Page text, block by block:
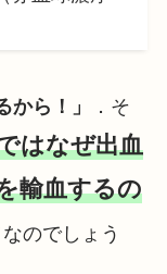
から！」
．そ
はなぜ出血
輸血するの
のでしょう